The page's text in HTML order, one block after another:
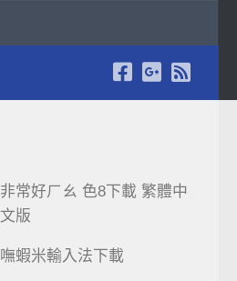
非常好ㄏㄠ 色8下載 繁體中
文版
嘸蝦米輸入法下載